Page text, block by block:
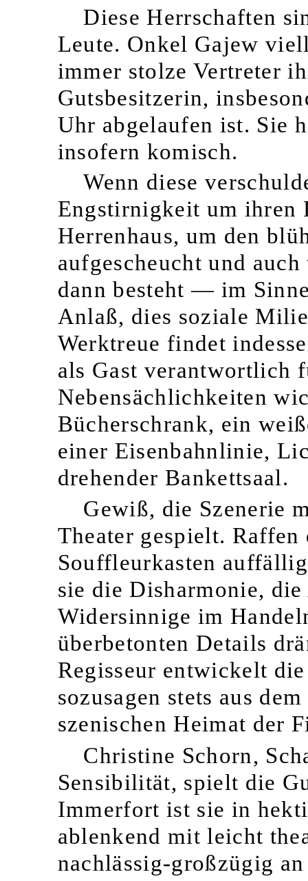
Diese Herrschaften
Leute. Onkel Gajew
immer stolze Vertreter
Gutsbesitzerin,
Uhr abgelaufen ist. Sie
insofern komisch.
Wenn diese
Engstirnigkeit um ihren
Herrenhaus, um den
aufgescheucht und
dann besteht — im
Anlaß, dies soziale
Werktreue findet
als Gast verantwortlich
Nebensächlichkeiten
Bücherschrank, ein
einer Eisenbahnlinie,
drehender Bankettsaal.
Gewiß, die Szenerie
Theater gespielt. Raffen
Souffleurkasten
sie die Disharmonie,
Widersinnige im
überbetonten Details
Regisseur entwickelt
sozusagen stets aus
szenischen Heimat der
Christine Schorn,
Sensibilität, spielt die
Immerfort ist sie in
ablenkend mit leicht
nachlässig-großzügig